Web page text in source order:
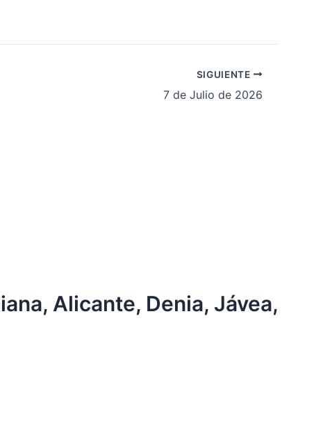
SIGUIENTE
7 de Julio de 2026
Alicante, Denia, Jávea,